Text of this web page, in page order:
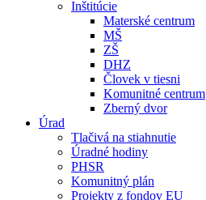
Inštitúcie
Materské centrum
MŠ
ZŠ
DHZ
Človek v tiesni
Komunitné centrum
Zberný dvor
Úrad
Tlačivá na stiahnutie
Úradné hodiny
PHSR
Komunitný plán
Projekty z fondov EU